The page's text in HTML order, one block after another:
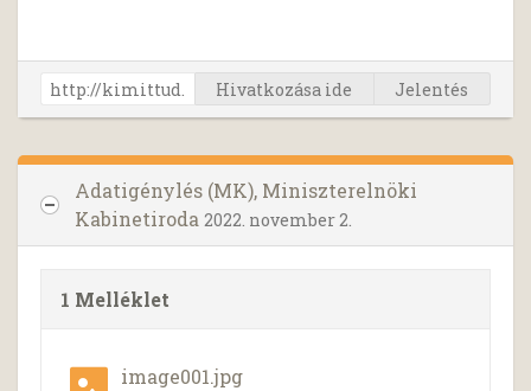
Hivatkozása ide Jelentés
Adatigénylés (MK), Miniszterelnöki
Kabinetiroda 2022. november 2.
1 Melléklet
image001.jpg